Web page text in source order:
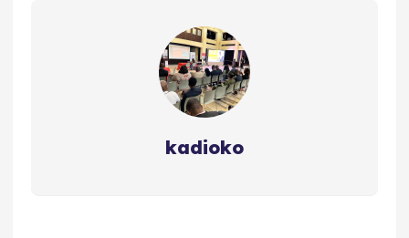
kadioko